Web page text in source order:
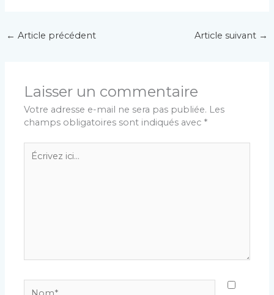
← Article précédent Article suivant →
Laisser un commentaire
Votre adresse e-mail ne sera pas publiée. Les
champs obligatoires sont indiqués avec *
Écrivez
ici…